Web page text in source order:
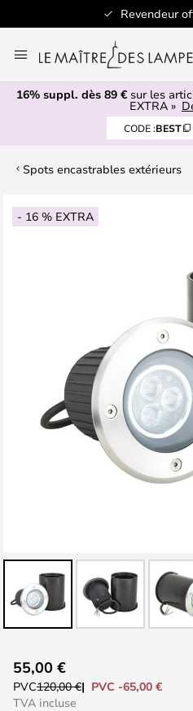
Revendeur
au
contenu
16% suppl. dès 89 € sur les
EXTRA »
CODE :BEST
Spots encastrables extérieurs
- 16 % EXTRA
Skip
to
to
the
55,00 €
PVC120,00 €
PVC -65,00 €
TVA incluse